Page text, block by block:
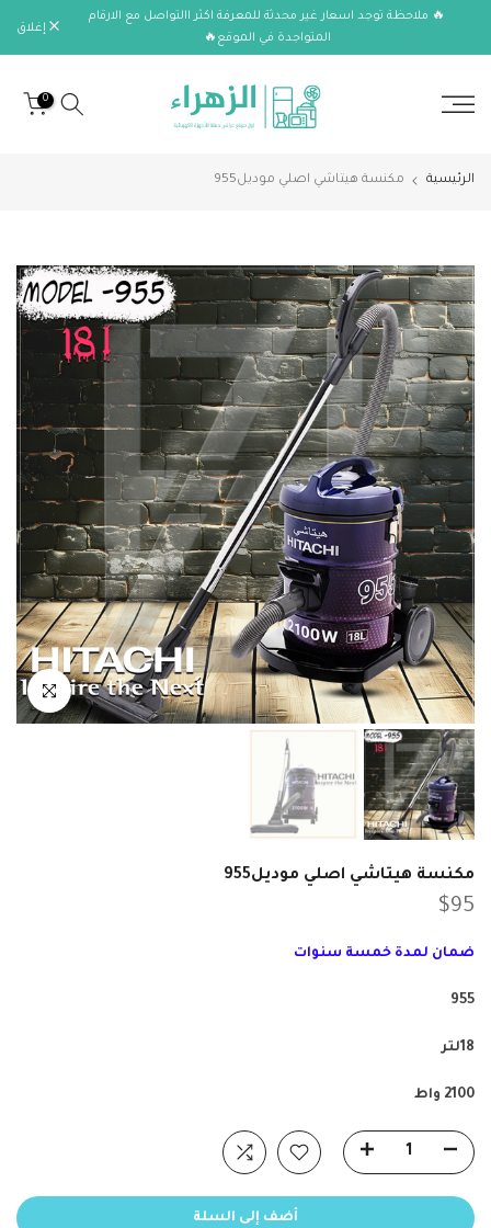
الانتقال🔥 ملاحظة توجد اسعار غير محدثة للمعرفة اكثر االتواصل مع الارقام
المتواجدة في الموقع🔥
إغلاق
0
الرئيسية مكنسة هيتاشي اصلي موديل955
انقر للتكبير
مكنسة هيتاشي اصلي موديل955
$95
ضمان لمدة خمسة سنوات
955
18لتر
2100 واط
أضف إلى السلة